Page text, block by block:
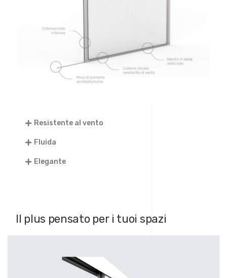
Resistente al vento
Fluida
Elegante
Il plus pensato per i tuoi spazi